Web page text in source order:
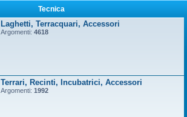
Tecnica
Laghetti, Terracquari, Accessori
Argomenti: 4618
Terrari, Recinti, Incubatrici, Accessori
Argomenti: 1992